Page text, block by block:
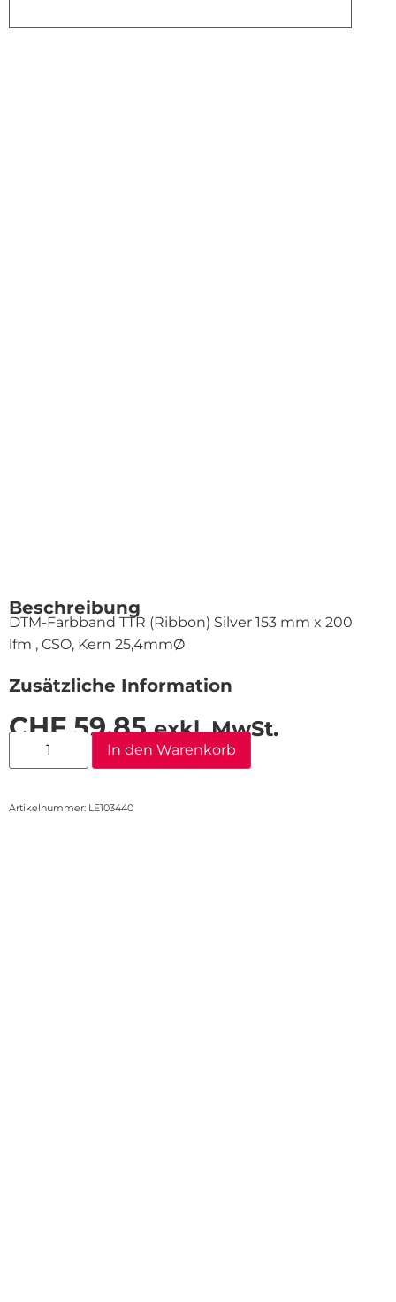
Beschreibung
DTM-Farbband TTR (Ribbon) Silver 153 mm x 200
lfm , CSO, Kern 25,4mmØ
Zusätzliche Information
CHF59.85 exkl. MwSt.
In den Warenkorb
Artikelnummer: LE103440